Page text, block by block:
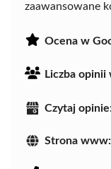
zaawansowane
Ocena w
Liczba opinii
Czytaj
Strona www: